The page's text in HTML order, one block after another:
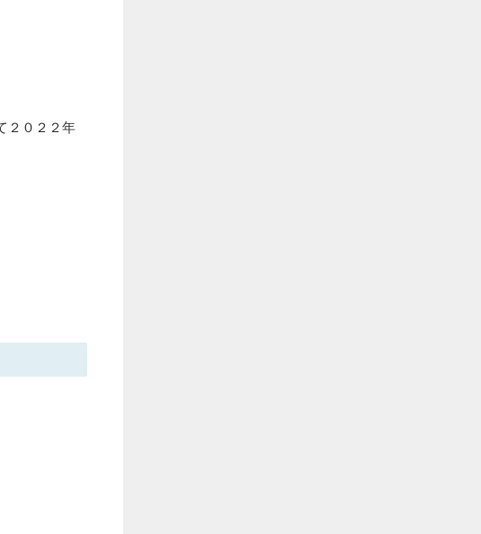
２０２２年